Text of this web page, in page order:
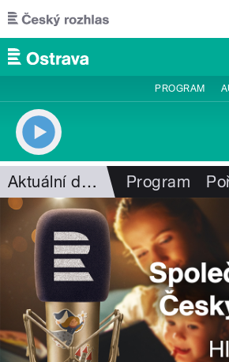
Přejít k hlavnímu obsahu
PROGRAM
Aktuální dění Program